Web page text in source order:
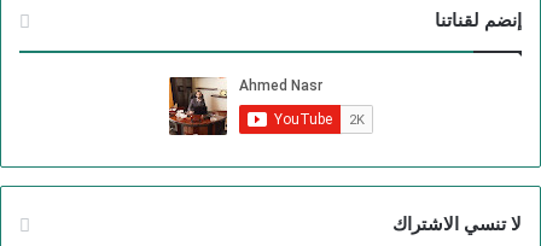
إنضم لقناتنا
لا تنسي الاشتراك